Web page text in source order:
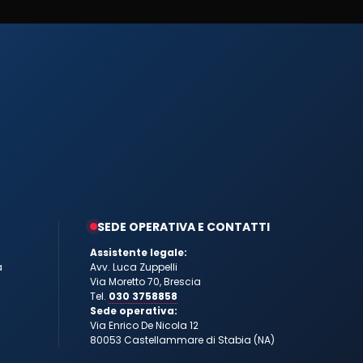
SEDE OPERATIVA E CONTATTI
Assistente legale:
Avv. Luca Zuppelli
Via Moretto 70, Brescia
Tel. 030 3758858
Sede operativa:
Via Enrico De Nicola 12
80053 Castellammare di Stabia (NA)